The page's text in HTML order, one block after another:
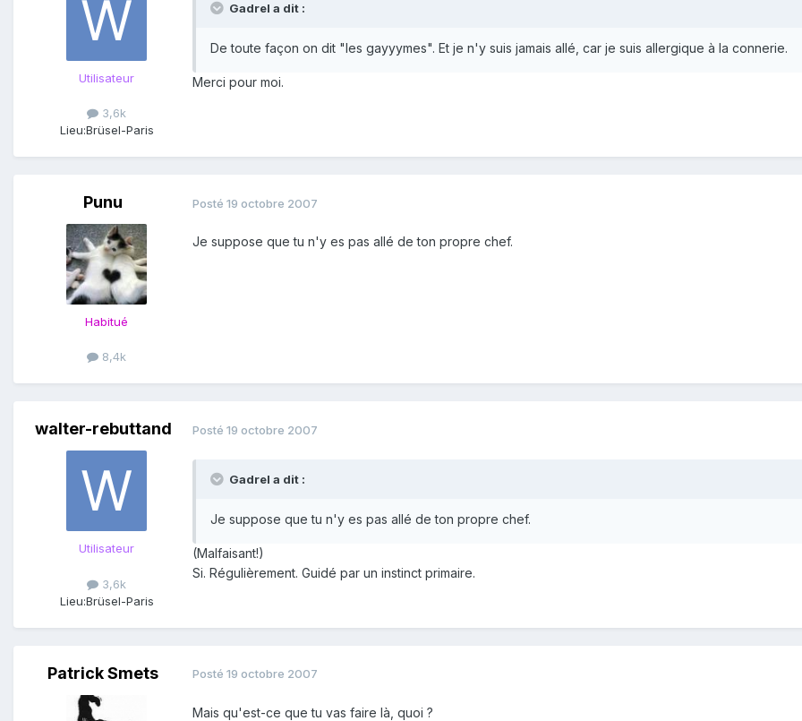
Utilisateur
3,6k
Lieu:Brüsel-Paris
Gadrel a dit :
De toute façon on dit "les gayyymes". Et je n'y suis jamais allé, car je suis allergique à la connerie.
Merci pour moi.
Punu
Habitué
8,4k
Posté 19 octobre 2007
Je suppose que tu n'y es pas allé de ton propre chef.
walter-rebuttand
Utilisateur
3,6k
Lieu:Brüsel-Paris
Posté 19 octobre 2007
Gadrel a dit :
Je suppose que tu n'y es pas allé de ton propre chef.
(Malfaisant!)
Si. Régulièrement. Guidé par un instinct primaire.
Patrick Smets Posté 19 octobre 2007
Mais qu'est-ce que tu vas faire là, quoi ?